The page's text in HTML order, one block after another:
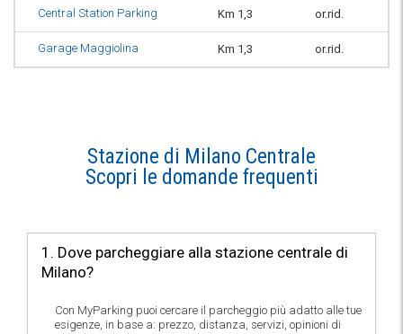
Central Station Parking Km 1,3 or.rid.
Garage Maggiolina Km 1,3 or.rid.
Stazione di Milano Centrale
Scopri le domande frequenti
1. Dove parcheggiare alla stazione centrale di
Milano?
Con MyParking puoi cercare il parcheggio più adatto alle tue
esigenze, in base a: prezzo, distanza, servizi, opinioni di